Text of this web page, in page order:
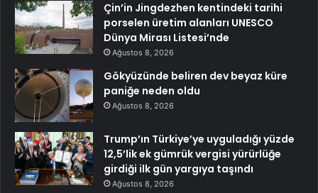
Çin’in Jingdezhen kentindeki tarihi
porselen üretim alanları UNESCO
Dünya Mirası Listesi’nde
Ağustos 8, 2026
Gökyüzünde beliren dev beyaz küre
paniğe neden oldu
Ağustos 8, 2026
Trump’ın Türkiye’ye uyguladığı yüzde
12,5’lik ek gümrük vergisi yürürlüğe
girdiği ilk gün yargıya taşındı
Ağustos 8, 2026